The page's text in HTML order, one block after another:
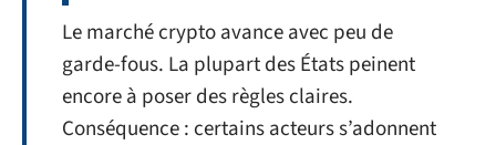
Le marché crypto avance avec peu de
garde-fous. La plupart des États peinent
encore à poser des règles claires.
Conséquence : certains acteurs s’adonnent